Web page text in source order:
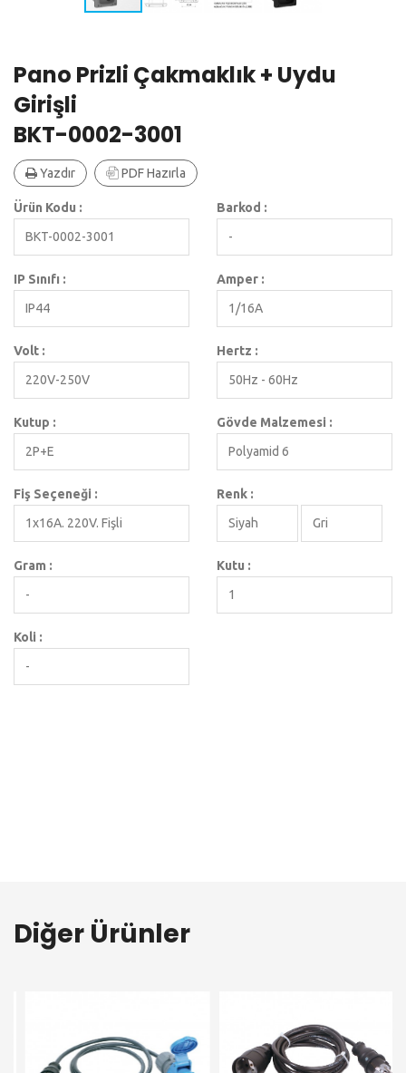
Pano Prizli Çakmaklık + Uydu
Girişli
BKT-0002-3001
Yazdır PDF Hazırla
Ürün Kodu :
BKT-0002-3001
Barkod :
-
IP Sınıfı :
IP44
Amper :
1/16A
Volt :
220V-250V
Hertz :
50Hz - 60Hz
Kutup :
2P+E
Gövde Malzemesi :
Polyamid 6
Fiş Seçeneği :
1x16A. 220V. Fişli
Renk :
Siyah
Gri
Gram :
-
Kutu :
1
Koli :
-
Diğer Ürünler